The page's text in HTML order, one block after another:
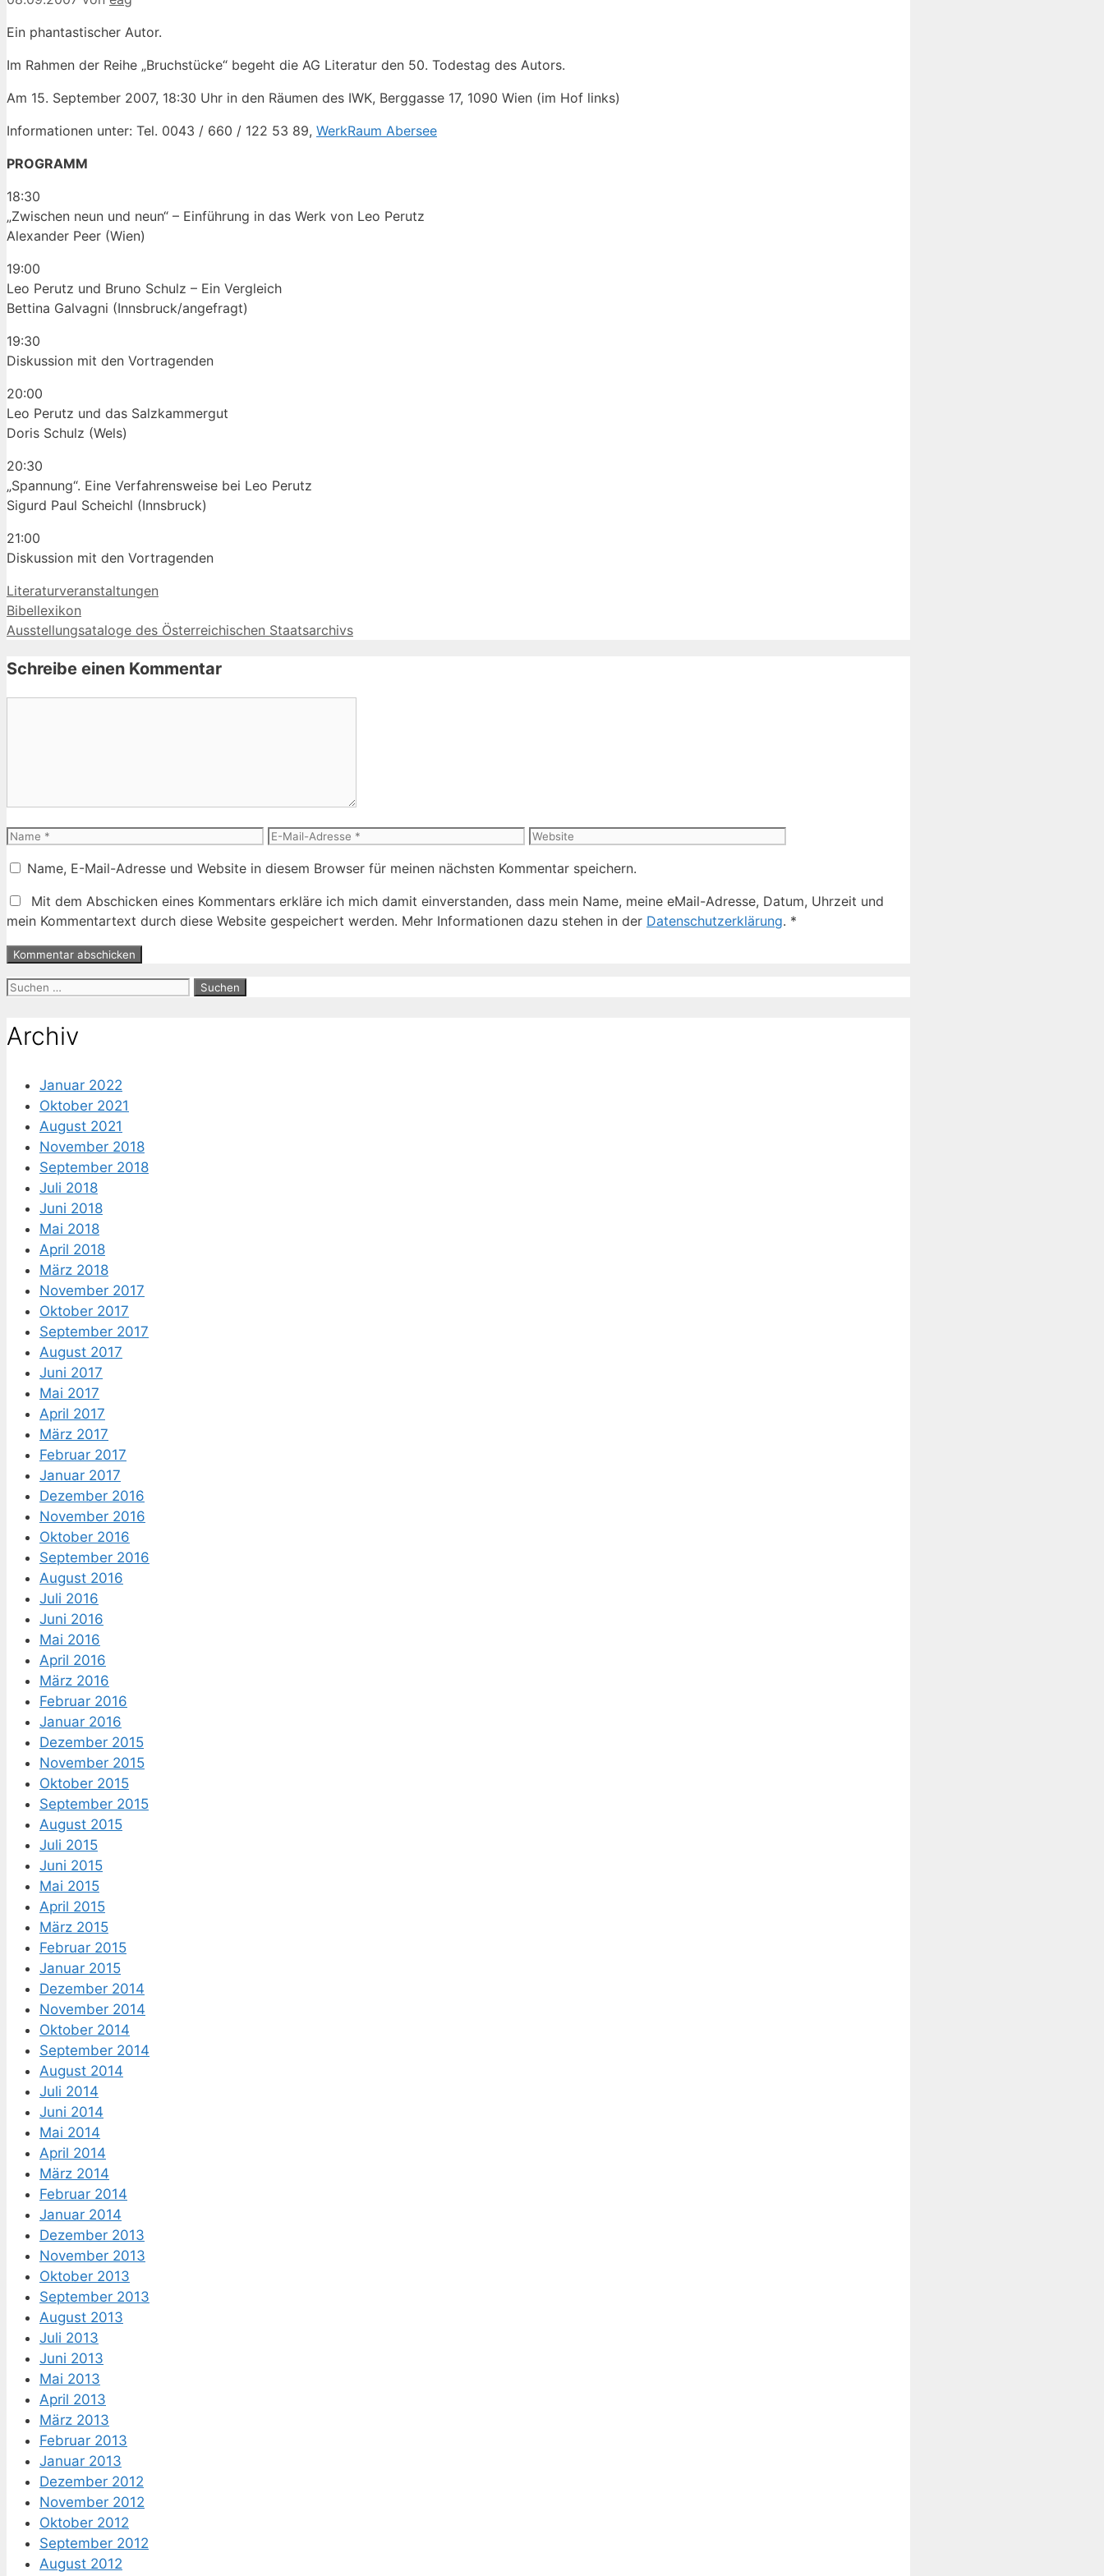
Ein phantastischer Autor.
Im Rahmen der Reihe „Bruchstücke“ begeht die AG Literatur den 50. Todestag des Autors.
Am 15. September 2007, 18:30 Uhr in den Räumen des IWK, Berggasse 17, 1090 Wien (im Hof links)
Informationen unter: Tel. 0043 / 660 / 122 53 89, WerkRaum Abersee
PROGRAMM
18:30
„Zwischen neun und neun“ – Einführung in das Werk von Leo Perutz
Alexander Peer (Wien)
19:00
Leo Perutz und Bruno Schulz – Ein Vergleich
Bettina Galvagni (Innsbruck/angefragt)
19:30
Diskussion mit den Vortragenden
20:00
Leo Perutz und das Salzkammergut
Doris Schulz (Wels)
20:30
„Spannung“. Eine Verfahrensweise bei Leo Perutz
Sigurd Paul Scheichl (Innsbruck)
21:00
Diskussion mit den Vortragenden
Kategorien
Literaturveranstaltungen
Bibellexikon
Ausstellungsataloge des Österreichischen Staatsarchivs
Schreibe einen Kommentar
Name
E-
Adresse
Website
Name, E-Mail-Adresse und Website in diesem Browser für meinen nächsten Kommentar speichern.
Mit dem Abschicken eines Kommentars erkläre ich mich damit einverstanden, dass mein Name, meine eMail-Adresse, Datum, Uhrzeit und
mein Kommentartext durch diese Website gespeichert werden. Mehr Informationen dazu stehen in der Datenschutzerklärung. *
Suche
Archiv
Januar 2022
Oktober 2021
August 2021
November 2018
September 2018
Juli 2018
Juni 2018
Mai 2018
April 2018
März 2018
November 2017
Oktober 2017
September 2017
August 2017
Juni 2017
Mai 2017
April 2017
März 2017
Februar 2017
Januar 2017
Dezember 2016
November 2016
Oktober 2016
September 2016
August 2016
Juli 2016
Juni 2016
Mai 2016
April 2016
März 2016
Februar 2016
Januar 2016
Dezember 2015
November 2015
Oktober 2015
September 2015
August 2015
Juli 2015
Juni 2015
Mai 2015
April 2015
März 2015
Februar 2015
Januar 2015
Dezember 2014
November 2014
Oktober 2014
September 2014
August 2014
Juli 2014
Juni 2014
Mai 2014
April 2014
März 2014
Februar 2014
Januar 2014
Dezember 2013
November 2013
Oktober 2013
September 2013
August 2013
Juli 2013
Juni 2013
Mai 2013
April 2013
März 2013
Februar 2013
Januar 2013
Dezember 2012
November 2012
Oktober 2012
September 2012
August 2012